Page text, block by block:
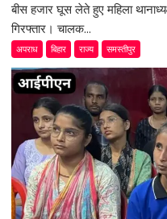
बीस हजार घूस लेते हुए महिला
गिरफ्तार। चालक...
अपराध बिहार राज्य समस्तीपुर